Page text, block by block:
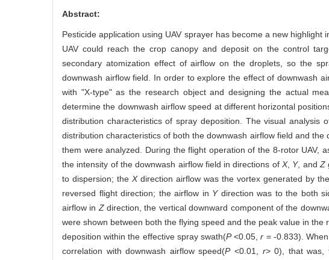
Abstract:
Pesticide application using UAV sprayer has become a new
UAV could reach the crop canopy and deposit on the control
secondary atomization effect of airflow on the droplets, so the
downwash airflow field. In order to explore the effect of downwash
with "X-type" as the research object and designing the actual
determine the downwash airflow speed at different horizontal
distribution characteristics of spray deposition. The visual
distribution characteristics of both the downwash airflow field and
them were analyzed. During the flight operation of the 8-rotor
the intensity of the downwash airflow field in directions ofX, Y, andZ
to dispersion; the X direction airflow was the vortex generated by
reversed flight direction; the airflow in Ydirection was to the both
airflow inZdirection, the vertical downward component of the
were shown between both the flying speed and the peak value in the
deposition within the effective spray swath(P<0.05,r = -0.833).
correlation with downwash airflow speed(P<0.01, r> 0), that was,